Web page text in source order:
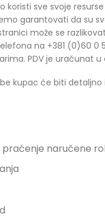
koristi sve svoje
garantovati da su
može se
na +381 (0)60 0
PDV je uračunat u
kupac će biti
naručene